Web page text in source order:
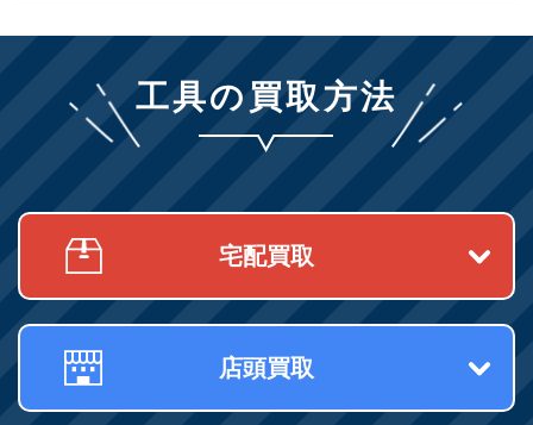
工具の買取方法
宅配買取
店頭買取